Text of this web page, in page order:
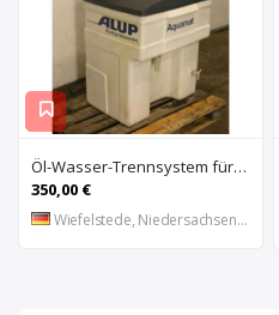
Öl-Wasser-Trennsystem für Kompressoren von ALUP – Aquamat 1800
350,00 €
Wiefelstede, Niedersachsen, DE